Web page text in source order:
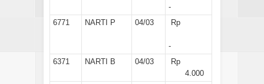
-
6771
NARTI P 04/03 Rp
-
6371
NARTI B 04/03
Rp
4.000